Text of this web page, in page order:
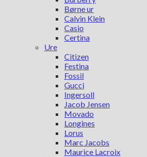
Børne ur
Calvin Klein
Casio
Certina
Ure
Citizen
Festina
Fossil
Gucci
Ingersoll
Jacob Jensen
Movado
Longines
Lorus
Marc Jacobs
Maurice Lacroix